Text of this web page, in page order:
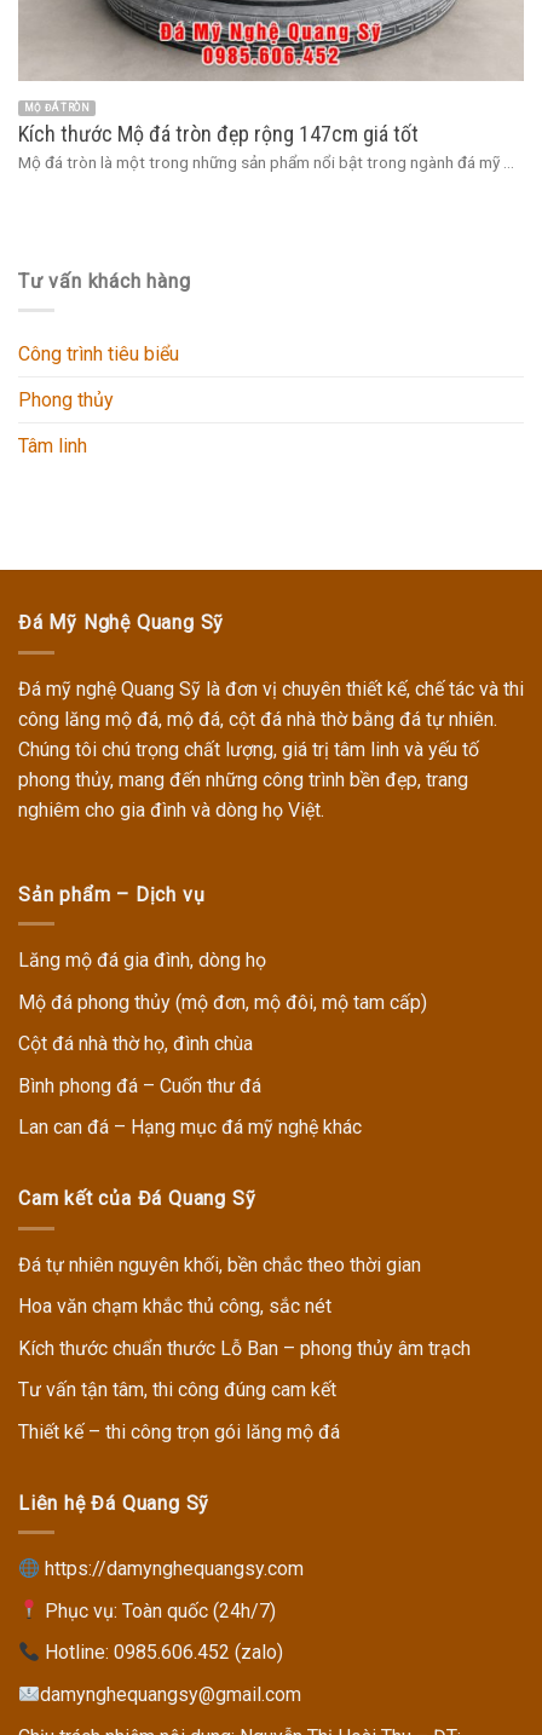
MỘ ĐÁ TRÒN
Kích thước Mộ đá tròn đẹp rộng 147cm giá tốt
Mộ đá tròn là một trong những sản phẩm nổi bật trong ngành đá mỹ ...
Tư vấn khách hàng
Công trình tiêu biểu
Phong thủy
Tâm linh
Đá Mỹ Nghệ Quang Sỹ
Đá mỹ nghệ Quang Sỹ là đơn vị chuyên thiết kế, chế tác và thi
công lăng mộ đá, mộ đá, cột đá nhà thờbằng đá tự nhiên.
Chúng tôi chú trọng chất lượng, giá trị tâm linh và yếu tố
phong thủy, mang đến những công trình bền đẹp, trang
nghiêm cho gia đình và dòng họ Việt.
Sản phẩm – Dịch vụ
Lăng mộ đá gia đình, dòng họ
Mộ đá phong thủy (mộ đơn, mộ đôi, mộ tam cấp)
Cột đá nhà thờ họ, đình chùa
Bình phong đá – Cuốn thư đá
Lan can đá – Hạng mục đá mỹ nghệ khác
Cam kết của Đá Quang Sỹ
Đá tự nhiên nguyên khối, bền chắc theo thời gian
Hoa văn chạm khắc thủ công, sắc nét
Kích thước chuẩn thước Lỗ Ban – phong thủy âm trạch
Tư vấn tận tâm, thi công đúng cam kết
Thiết kế – thi công trọn gói lăng mộ đá
Liên hệ Đá Quang Sỹ
https://damynghequangsy.com
Phục vụ: Toàn quốc (24h/7)
Hotline:0985.606.452 (zalo)
damynghequangsy@gmail.com